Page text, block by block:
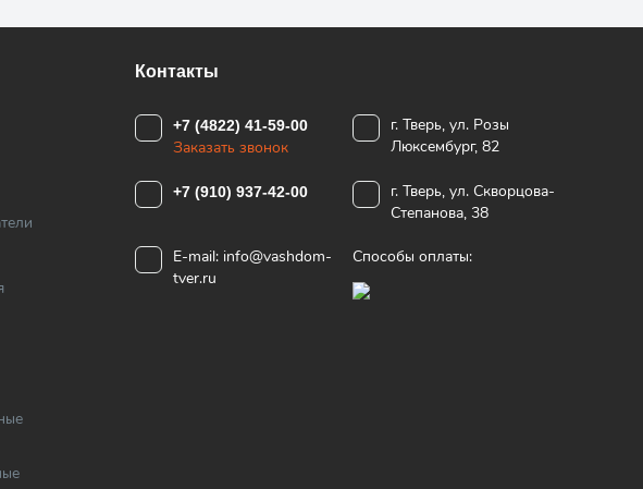
Контакты
+7 (4822) 41-59-00
Заказать звонок
г. Тверь, ул. Розы
Люксембург, 82
+7 (910) 937-42-00
г. Тверь, ул. Скворцова-
Степанова, 38
E-mail: info@vashdom-
tver.ru
Способы оплаты: